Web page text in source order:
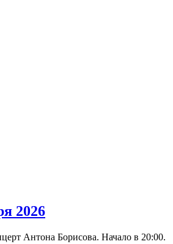
2026
Антона Борисова. Начало в 20:00.